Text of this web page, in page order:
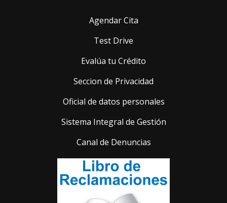
Agendar Cita
Test Drive
Evalúa tu Crédito
Seccion de Privacidad
Oficial de datos personales
Sistema Integral de Gestión
Canal de Denuncias